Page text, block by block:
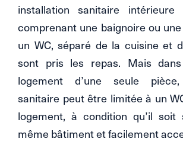
installation sanitaire intérieure
comprenant une baignoire ou
un WC, séparé de la cuisine et
sont pris les repas. Mais
logement d’une seule pièce,
sanitaire peut être limitée à un
logement, à condition qu’il
même bâtiment et facilement